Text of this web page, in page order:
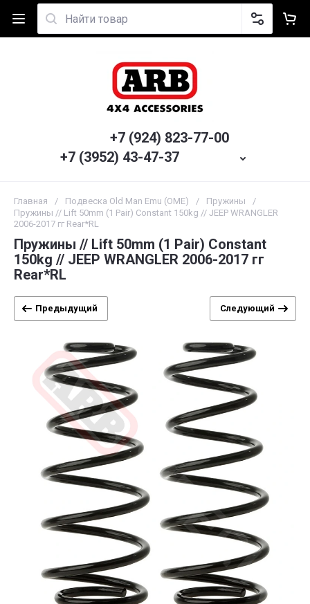
+7 (924) 823-77-00
+7 (3952) 43-47-37
Главная / Подвеска Old Man Emu (OME) / Пружины
/
Пружины // Lift 50mm (1 Pair) Constant 150kg // JEEP WRANGLER
2006-2017 гг Rear*RL
Пружины // Lift 50mm (1 Pair) Constant
150kg // JEEP WRANGLER 2006-2017 гг
Rear*RL
Предыдущий Следующий